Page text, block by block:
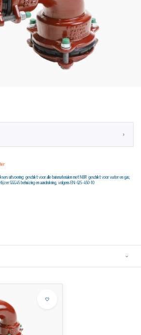
uitvoering: geschikt voor alle buismaterialen met NBR geschikt voor water en gas;
GGG45 behuizing en aandrukring, volgens EN-GJS-450-10